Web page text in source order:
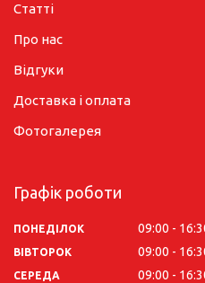
Статті
Про нас
Відгуки
Доставка і оплата
Фотогалерея
Графік роботи
ПОНЕДІЛОК 09:00
ВІВТОРОК 09:00
СЕРЕДА 09:00